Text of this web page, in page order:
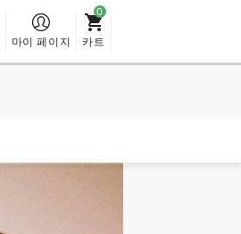
마이 페이지 카트